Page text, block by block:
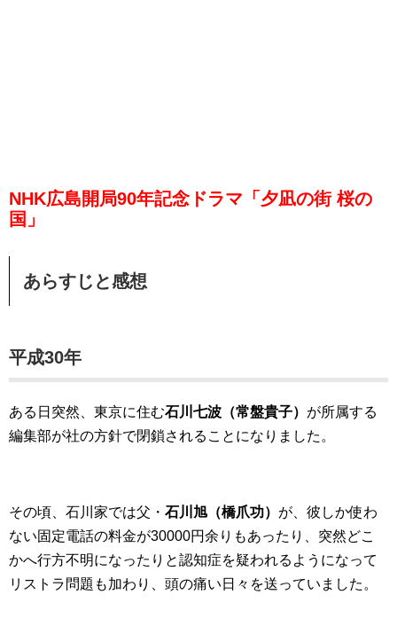
NHK広島開局90年記念ドラマ「夕凪の街 桜の
国」
あらすじと感想
平成30年
ある日突然、東京に住む石川七波（常盤貴子） が所属する
編集部が社の方針で閉鎖されることになりました。
その頃、石川家では父・ 石川旭（橋爪功） が、彼しか使わ
ない固定電話の料金が30000円余りもあったり、突然どこ
かへ行方不明になったりと認知症を疑われるようになって
リストラ問題も加わり、頭の痛い日々を送っていました。